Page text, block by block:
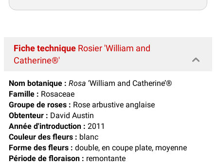
Fiche technique Rosier 'William and
Catherine®'
Nom botanique : Rosa ‘William and Catherine’®
Famille : Rosaceae
Groupe de roses : Rose arbustive anglaise
Obtenteur : David Austin
Année d'introduction : 2011
Couleur des fleurs : blanc
Forme des fleurs : double, en coupe plate, moyenne
Période de floraison : remontante